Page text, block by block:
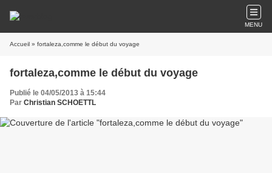
MENU
Accueil » fortaleza,comme le début du voyage
fortaleza,comme le début du voyage
Publié le 04/05/2013 à 15:44
Par Christian SCHOETTL